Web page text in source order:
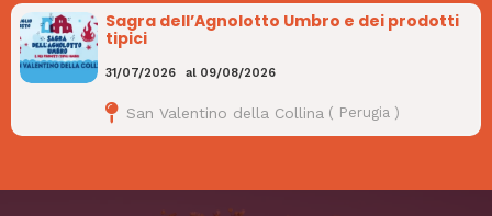
Sagra dell’Agnolotto Umbro e dei prodotti
tipici
31/07/2026 al 09/08/2026
San Valentino della Collina ( Perugia)